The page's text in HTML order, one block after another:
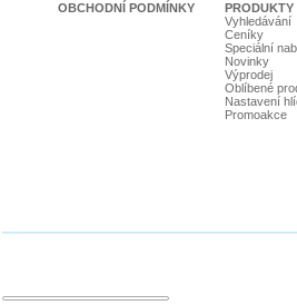
OBCHODNÍ PODMÍNKY
PRODUKTY
Vyhledávání
Ceníky
Speciální
Novinky
Výprodej
Oblíbené
Nastavení
Promoakce